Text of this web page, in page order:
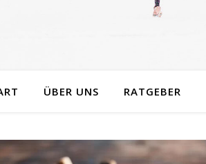
ÜBER UNS RATGEBER